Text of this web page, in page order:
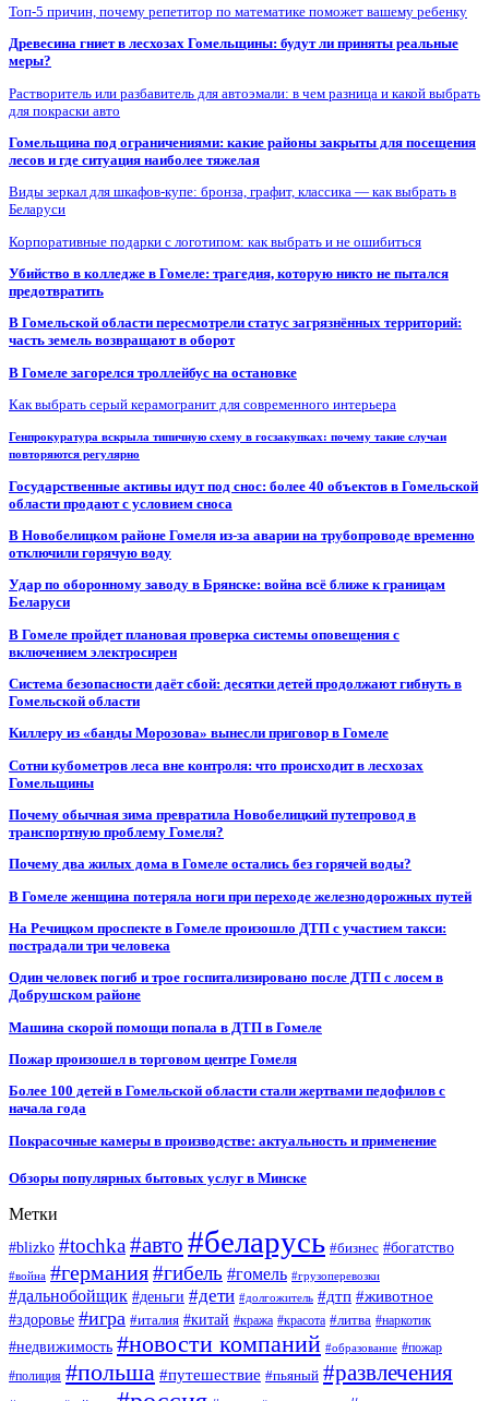
Топ-5 причин, почему репетитор по математике поможет вашему ребенку
Древесина гниет в лесхозах Гомельщины: будут ли приняты реальные
меры?
Растворитель или разбавитель для автоэмали: в чем разница и какой выбрать
для покраски авто
Гомельщина под ограничениями: какие районы закрыты для посещения
лесов и где ситуация наиболее тяжелая
Виды зеркал для шкафов-купе: бронза, графит, классика — как выбрать в
Беларуси
Корпоративные подарки с логотипом: как выбрать и не ошибиться
Убийство в колледже в Гомеле: трагедия, которую никто не пытался
предотвратить
В Гомельской области пересмотрели статус загрязнённых территорий:
часть земель возвращают в оборот
В Гомеле загорелся троллейбус на остановке
Как выбрать серый керамогранит для современного интерьера
Генпрокуратура вскрыла типичную схему в госзакупках: почему такие случаи
повторяются регулярно
Государственные активы идут под снос: более 40 объектов в Гомельской
области продают с условием сноса
В Новобелицком районе Гомеля из-за аварии на трубопроводе временно
отключили горячую воду
Удар по оборонному заводу в Брянске: война всё ближе к границам
Беларуси
В Гомеле пройдет плановая проверка системы оповещения с
включением электросирен
Система безопасности даёт сбой: десятки детей продолжают гибнуть в
Гомельской области
Киллеру из «банды Морозова» вынесли приговор в Гомеле
Сотни кубометров леса вне контроля: что происходит в лесхозах
Гомельщины
Почему обычная зима превратила Новобелицкий путепровод в
транспортную проблему Гомеля?
Почему два жилых дома в Гомеле остались без горячей воды?
В Гомеле женщина потеряла ноги при переходе железнодорожных путей
На Речицком проспекте в Гомеле произошло ДТП с участием такси:
пострадали три человека
Один человек погиб и трое госпитализировано после ДТП с лосем в
Добрушском районе
Машина скорой помощи попала в ДТП в Гомеле
Пожар произошел в торговом центре Гомеля
Более 100 детей в Гомельской области стали жертвами педофилов с
начала года
Покрасочные камеры в производстве: актуальность и применение
Обзоры популярных бытовых услуг в Минске
Метки
#blizko #tochka#авто #беларусь #бизнес #богатство
#война #германия#гибель #гомель #грузоперевозки
#дальнобойщик #деньги #дети #долгожитель #дтп #животное
#здоровье #игра #италия #китай #кража #красота #литва #наркотик
#недвижимость #новости компаний #образование #пожар
#полиция #польша #путешествие #пьяный #развлечения